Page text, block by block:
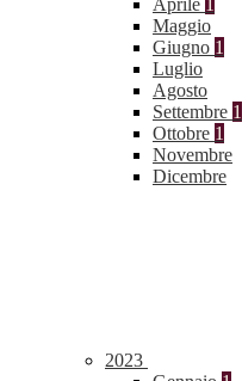
Aprile 1
Maggio
Giugno 1
Luglio
Agosto
Settembre 1
Ottobre 1
Novembre
Dicembre
2023